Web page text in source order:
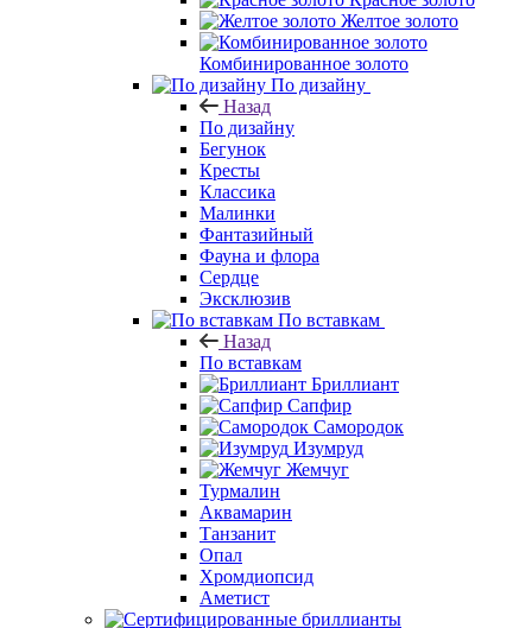
Желтое золото
Комбинированное золото
По дизайну
Назад
По дизайну
Бегунок
Кресты
Классика
Малинки
Фантазийный
Фауна и флора
Сердце
Эксклюзив
По вставкам
Назад
По вставкам
Бриллиант
Сапфир
Самородок
Изумруд
Жемчуг
Турмалин
Аквамарин
Танзанит
Опал
Хромдиопсид
Аметист